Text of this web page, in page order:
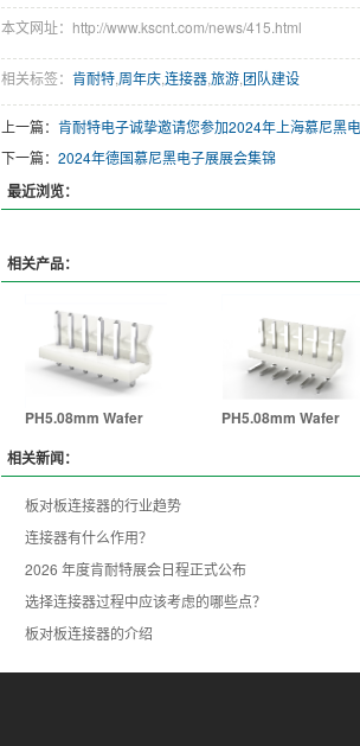
本文网址：http://www.kscnt.com/news/415.html
相关标签： 肯耐特 周年庆连接器旅游 团队建设
上一篇： 肯耐特电子诚挚邀请您参加2024年上海慕尼黑
下一篇： 2024年德国慕尼黑电子展展会集锦
最近浏览：
相关产品：
PH5.08mm Wafer PH5.08mm Wafer
相关新闻：
板对板连接器的行业趋势
连接器有什么作用？
2026 年度肯耐特展会日程正式公布
选择连接器过程中应该考虑的哪些点？
板对板连接器的介绍